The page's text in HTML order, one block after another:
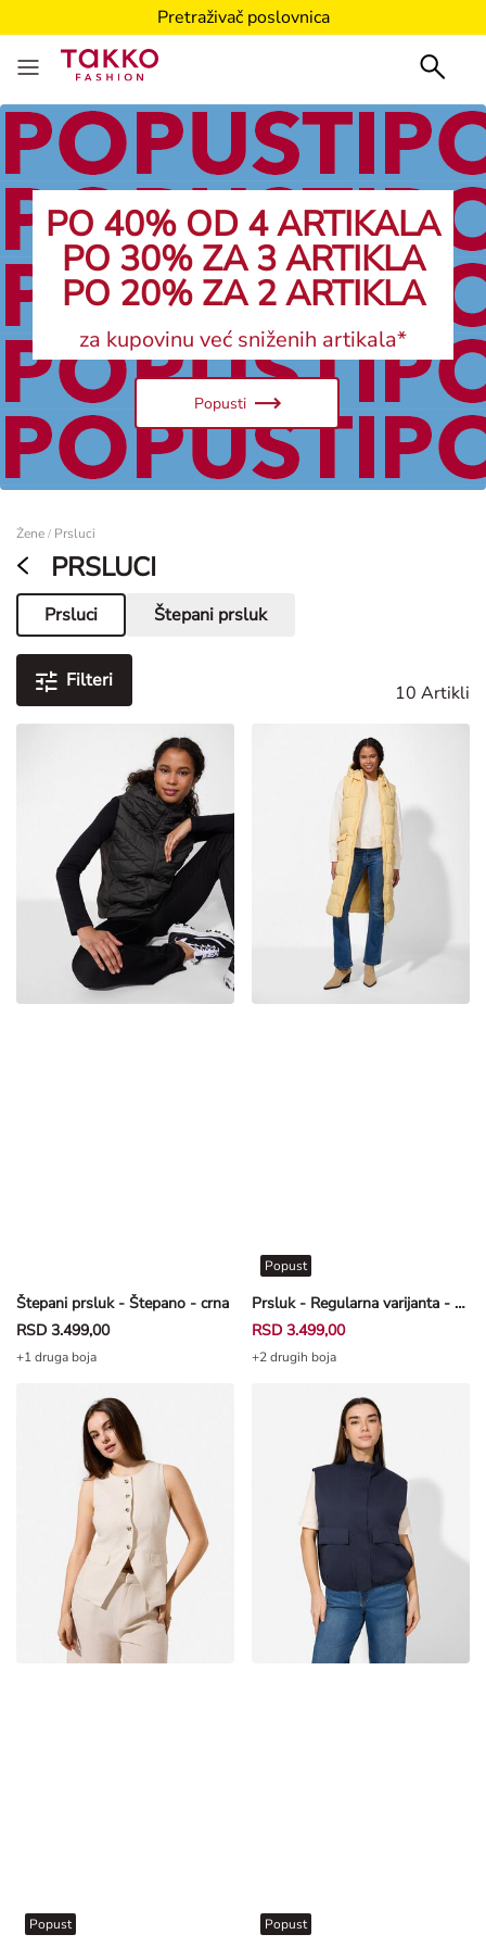
Pretraživač poslovnica
PO 40% OD 4 ARTIKALA
PO 30% ZA 3 ARTIKLA
PO 20% ZA 2 ARTIKLA
za kupovinu već sniženih artikala*
Popusti
Žene / Prsluci
PRSLUCI
Prsluci
Trenutna stranicaŠtepani prsluk
Filteri
10 Artikli
Štepani prsluk - Štepano - crna
RSD 3.499,00
+1 druga boja
Prsluk - Regularna varijanta - zuta
Popust
RSD 3.499,00
+2 drugih boja
Popust Popust